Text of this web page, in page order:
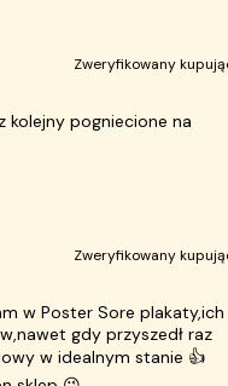
Zweryfikowany
kolejny pogniecione na
Zweryfikowany
w Poster Sore plakaty,ich
gdy przyszedł raz
w idealnym stanie 👍